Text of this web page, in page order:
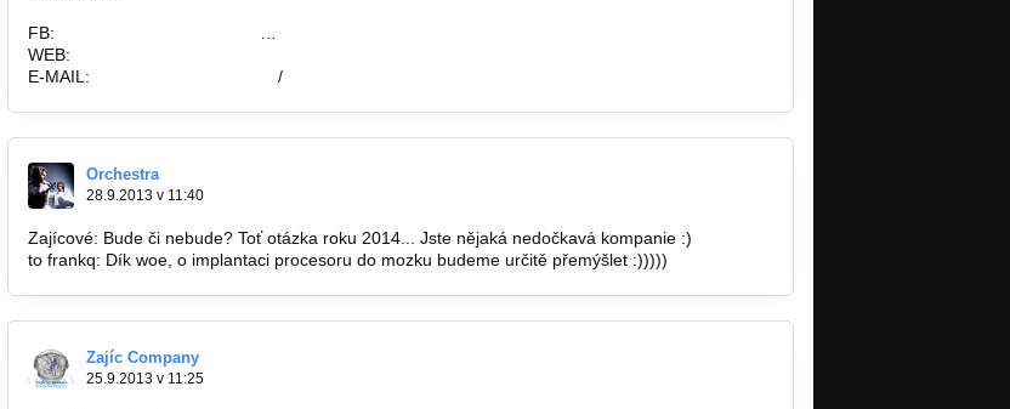
FB:
WEB:
E-MAIL:
/
Orchestra
28.9.2013 v 11:40
Zajícové: Bude či nebude? Toť otázka roku 2014... Jste nějaká nedočkavá kompanie :)
to frankq: Dík woe, o implantaci procesoru do mozku budeme určitě přemýšlet :)))))
Zajíc Company
25.9.2013 v 11:25